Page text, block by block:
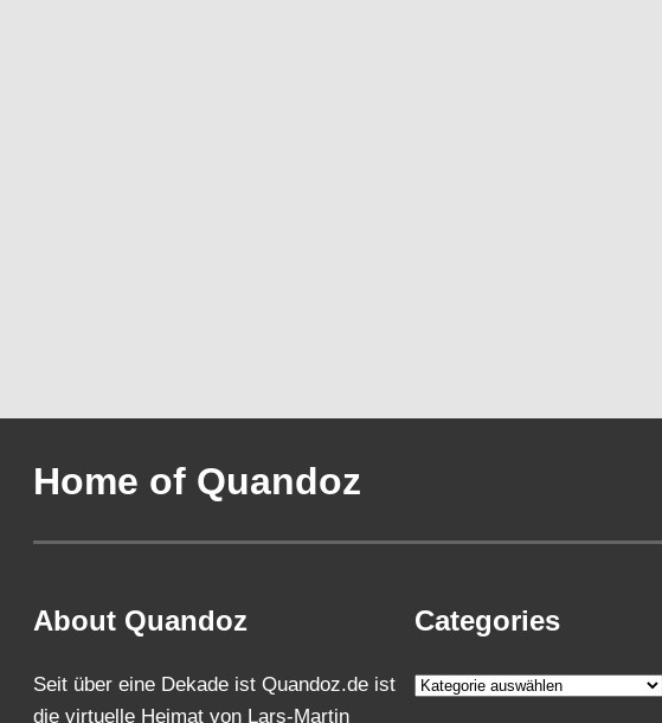
Home of Quandoz
About Quandoz
Seit über eine Dekade ist Quandoz.de ist
die virtuelle Heimat von Lars-Martin
Categories
K